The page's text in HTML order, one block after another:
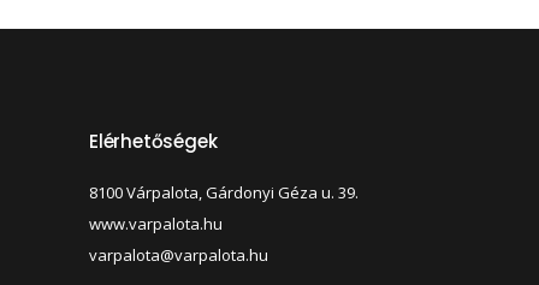
Elérhetőségek
8100 Várpalota, Gárdonyi Géza u. 39.
www.varpalota.hu
varpalota@varpalota.hu